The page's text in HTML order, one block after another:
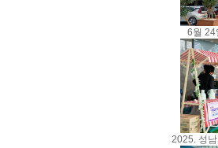
6월 24
2025. 성